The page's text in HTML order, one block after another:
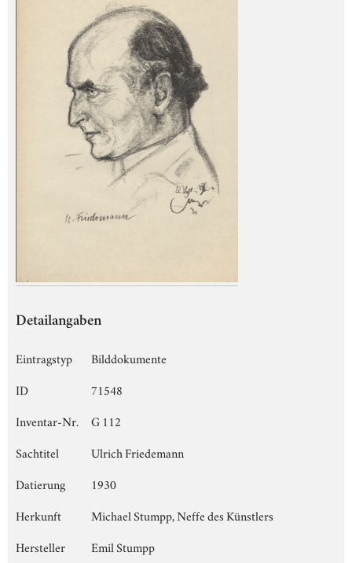
Detailangaben
Eintragstyp
Bilddokumente
ID
71548
Inventar-Nr.
G 112
Sachtitel
Ulrich Friedemann
Datierung
1930
Herkunft
Michael Stumpp, Neffe des Künstlers
Hersteller
Emil Stumpp